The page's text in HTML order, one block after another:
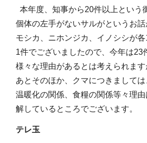
本年度、知事から20件以上という
個体の左手がないサルがというお
モシカ、ニホンジカ、イノシシが
1件でございましたので、今年は23
様々な理由があるとは考えられま
あとそのほか、クマにつきまして
温暖化の関係、食糧の関係等々理
解しているところでございます。
テレ玉